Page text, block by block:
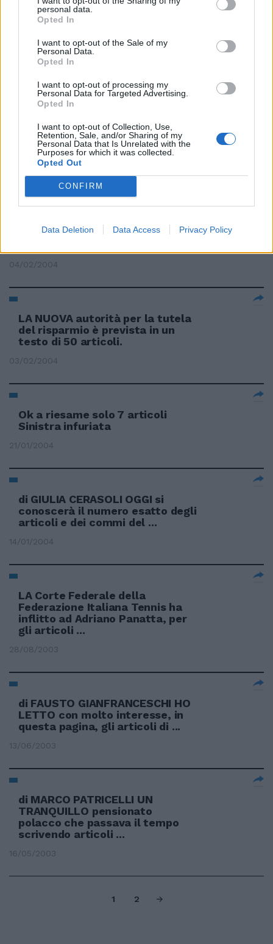
personal data.
Opted In
I want to opt-out of the Sale of my
Personal Data.
Opted In
I want to opt-out of processing my
Personal Data for Targeted Advertising.
Opted In
I want to opt-out of Collection, Use,
Retention, Sale, and/or Sharing of my
Personal Data that Is Unrelated with the
Purposes for which it was collected.
Opted Out
CONFIRM
Data Deletion Data Access Privacy Policy
Questa foto parla più di mille
articoli
La commissione Bilancio
cancella due articoli introdotti
all'evasione dell'Iva
08/12/2004
GOVERNO e maggioranza
incassano i primi due articoli
della riforma della Costituzione,
ma le polemiche non tendono a
04/02/2004
LA NUOVA autorità per la tutela
del risparmio è prevista in un
testo di 50 articoli.
03/02/2004
Ok a riesame solo 7 articoli
Sinistra infuriata
21/01/2004
di GIULIA CERASOLI OGGI si
conoscerà il numero esatto degli
articoli e dei commi del ...
14/01/2004
LA Corte Federale della
Federazione Italiana Tennis ha
inflitto ad Adriano Panatta, per
gli articoli ...
28/08/2003
di FAUSTO GIANFRANCESCHI HO
LETTO con molto interesse, in
questa pagina, gli articoli di ...
13/06/2003
di MARCO PATRICELLI UN
TRANQUILLO pensionato
polacco che passava il tempo
scrivendo articoli ...
16/05/2003
1 2